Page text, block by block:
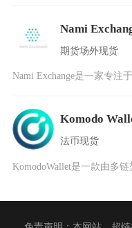
Nami
期货场外现货
Komodo
法币现货